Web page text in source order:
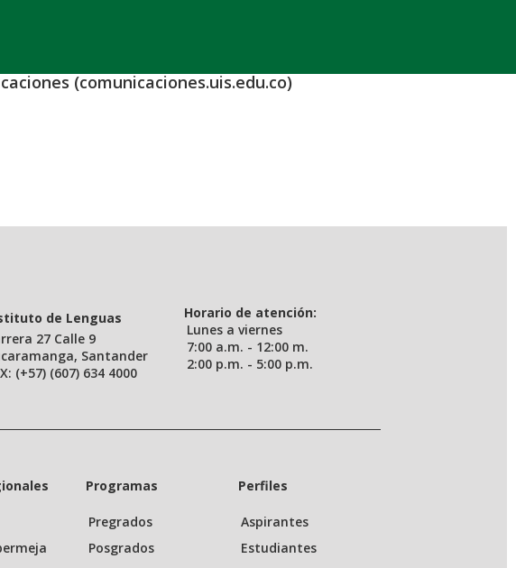
(comunicaciones.uis.edu.co)